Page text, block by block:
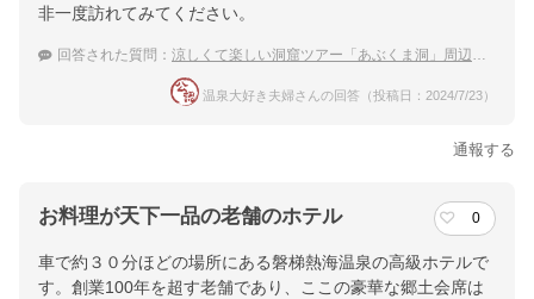
非一度訪れてみてください。
回答された質問： 涼しくて楽しい洞窟ツアー「あぶくま洞」周辺で宿泊できる温泉付きホテル
温泉大好き夫婦さんの回答（投稿日：2024/7/23）
通報する
お料理が天下一品の老舗のホテル 0
車で約３０分ほどの場所にある磐梯熱海温泉の高級ホテルで
す。創業100年を超す老舗であり、ここの豪華な郷土会席は